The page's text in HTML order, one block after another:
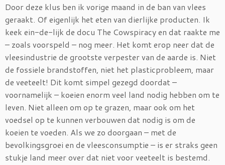
Door deze klus ben ik vorige maand in de ban van vlees
geraakt. Of eigenlijk het eten van dierlijke producten. Ik
keek ein-de-lijk de docu The Cowspiracy en dat raakte me
– zoals voorspeld – nog meer. Het komt erop neer dat de
vleesindustrie de grootste verpester van de aarde is. Niet
de fossiele brandstoffen, niet het plasticprobleem, maar
de veeteelt! Dit komt simpel gezegd doordat –
voornamelijk – koeien enorm veel land nodig hebben om te
leven. Niet alleen om op te grazen, maar ook om het
voedsel op te kunnen verbouwen dat nodig is om de
koeien te voeden. Als we zo doorgaan – met de
bevolkingsgroei en de vleesconsumptie – is er straks geen
stukje land meer over dat niet voor veeteelt is bestemd.